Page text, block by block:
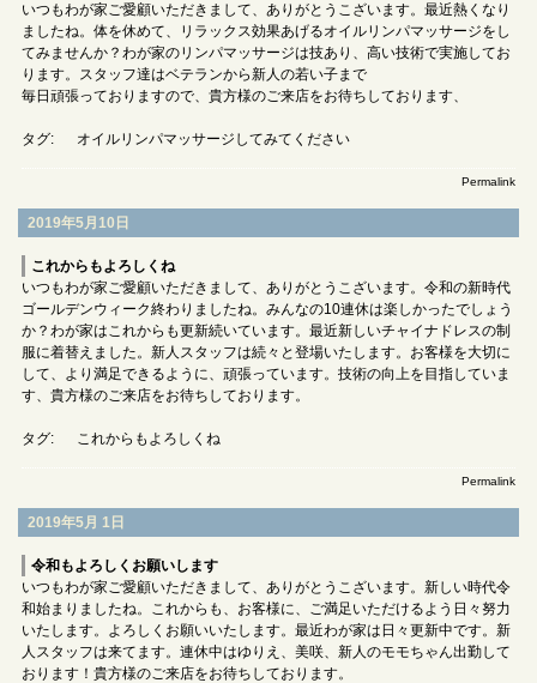
いつもわが家ご愛顧いただきまして、ありがとうこざいます。最近熱くなり
ましたね。体を休めて、リラックス効果あげるオイルリンパマッサージをし
てみませんか？わが家のリンパマッサージは技あり、高い技術で実施してお
ります。スタッフ達はベテランから新人の若い子まで
毎日頑張っておりますので、貴方様のご来店をお待ちしております、
タグ: オイルリンパマッサージしてみてください
Permalink
2019年5月10日
これからもよろしくね
いつもわが家ご愛顧いただきまして、ありがとうこざいます。令和の新時代
ゴールデンウィーク終わりましたね。みんなの10連休は楽しかったでしょう
か？わが家はこれからも更新続いています。最近新しいチャイナドレスの制
服に着替えました。新人スタッフは続々と登場いたします。お客様を大切に
して、より満足できるように、頑張っています。技術の向上を目指していま
す、貴方様のご来店をお待ちしております。
タグ: これからもよろしくね
Permalink
2019年5月 1日
令和もよろしくお願いします
いつもわが家ご愛顧いただきまして、ありがとうこざいます。新しい時代令
和始まりましたね。これからも、お客様に、ご満足いただけるよう日々努力
いたします。よろしくお願いいたします。最近わが家は日々更新中です。新
人スタッフは来てます。連休中はゆりえ、美咲、新人のモモちゃん出勤して
おります！貴方様のご来店をお待ちしております。